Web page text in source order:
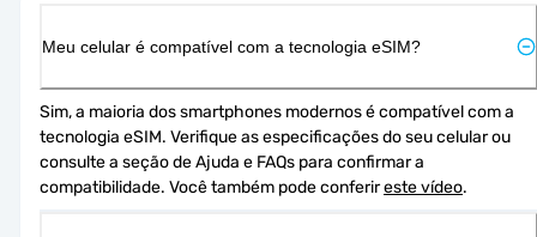
Meu celular é compatível com a tecnologia eSIM?
Sim, a maioria dos smartphones modernos é compatível com a
tecnologia eSIM. Verifique as especificações do seu celular ou
consulte a seção de Ajuda e FAQs para confirmar a
compatibilidade. Você também pode conferir este vídeo.